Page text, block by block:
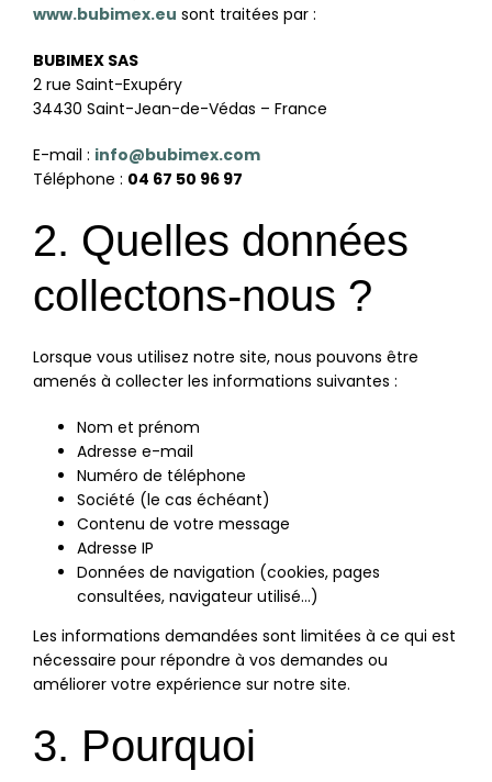
www.bubimex.eu sont traitées par :
BUBIMEX SAS
2 rue Saint-Exupéry
34430 Saint-Jean-de-Védas – France
E-mail : info@bubimex.com
Téléphone : 04 67 50 96 97
2. Quelles données
collectons-nous ?
Lorsque vous utilisez notre site, nous pouvons être
amenés à collecter les informations suivantes :
Nom et prénom
Adresse e-mail
Numéro de téléphone
Société (le cas échéant)
Contenu de votre message
Adresse IP
Données de navigation (cookies, pages
consultées, navigateur utilisé…)
Les informations demandées sont limitées à ce qui est
nécessaire pour répondre à vos demandes ou
améliorer votre expérience sur notre site.
3. Pourquoi